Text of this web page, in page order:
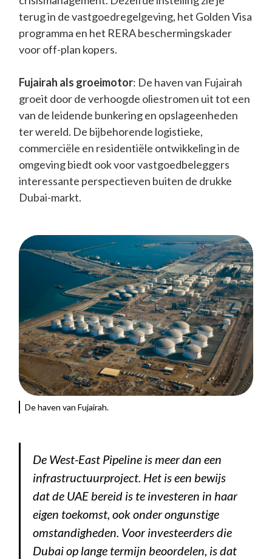
terug in de vastgoedregelgeving, het Golden Visa
programma en het RERA beschermingskader
voor off-plan kopers.
Fujairah als groeimotor: De haven van Fujairah
groeit door de verhoogde oliestromen uit tot een
van de leidende bunkering en opslageenheden
ter wereld. De bijbehorende logistieke,
commerciële en residentiële ontwikkeling in de
omgeving biedt ook voor vastgoedbeleggers
interessante perspectieven buiten de drukke
Dubai-markt.
De haven van Fujairah.
De West-East Pipeline is meer dan een
infrastructuurproject. Het is een bewijs
dat de UAE bereid is te investeren in haar
eigen toekomst, ook onder ongunstige
omstandigheden. Voor investeerders die
Dubai op lange termijn beoordelen, is dat